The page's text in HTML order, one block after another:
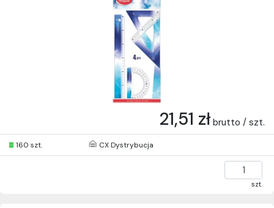
21,51 zł brutto / szt.
160 szt. CX Dystrybucja
szt.